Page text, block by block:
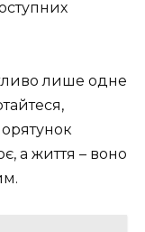
лише одне
а життя – воно